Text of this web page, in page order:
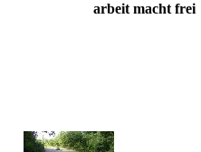
arbeit macht frei